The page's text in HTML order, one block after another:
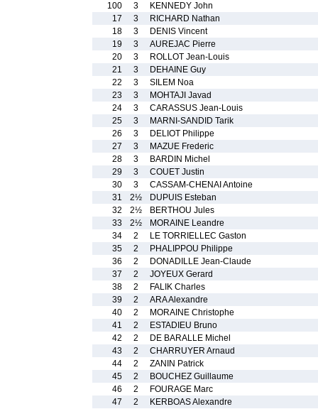
100
3
KENNEDY John
17
3
RICHARD Nathan
18
3
DENIS Vincent
19
3
AUREJAC Pierre
20
3
ROLLOT Jean-Louis
21
3
DEHAINE Guy
22
3
SILEM Noa
23
3
MOHTAJI Javad
24
3
CARASSUS Jean-Louis
25
3
MARNI-SANDID Tarik
26
3
DELIOT Philippe
27
3
MAZUE Frederic
28
3
BARDIN Michel
29
3
COUET Justin
30
3
CASSAM-CHENAI Antoine
31
2½
DUPUIS Esteban
32
2½
BERTHOU Jules
33
2½
MORAINE Leandre
34
2
LE TORRIELLEC Gaston
35
2
PHALIPPOU Philippe
36
2
DONADILLE Jean-Claude
37
2
JOYEUX Gerard
38
2
FALIK Charles
39
2
ARA Alexandre
40
2
MORAINE Christophe
41
2
ESTADIEU Bruno
42
2
DE BARALLE Michel
43
2
CHARRUYER Arnaud
44
2
ZANIN Patrick
45
2
BOUCHEZ Guillaume
46
2
FOURAGE Marc
47
2
KERBOAS Alexandre